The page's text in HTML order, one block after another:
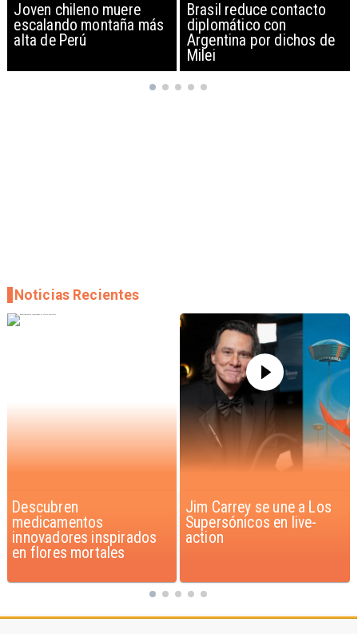
Brasil reduce contacto
diplomático con
Argentina por dichos de
China restringe
exportación de drones a
EEUU y sanciona
empresas
Jim Carrey se une a Los
Supersónicos en live-
action
Iaán: la historia de
superación que inspira a
Chile
Noticias Recientes